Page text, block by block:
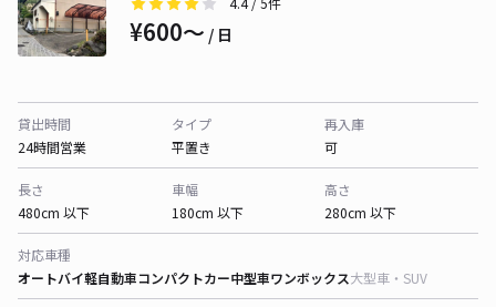
¥600〜 / 日
貸出時間
24時間営業
タイプ
平置き
再入庫
可
長さ
480cm 以下
車幅
180cm 以下
高さ
280cm 以下
対応車種
オートバイ軽自動車コンパクトカー中型車ワンボックス大型車・SUV